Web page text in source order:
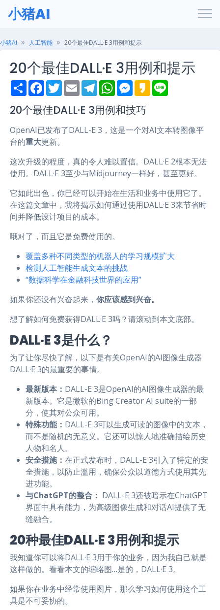
小猪AI
小猪AI 人工智能 20个最佳DALL·E 3用例和提示
20个最佳DALL·E 3用例和提示
S
h
r
e
F
a
e
b
o
k
T
w
t
t
r
E
m
i
l
T
e
e
g
a
W
h
t
s
p
M
e
s
e
g
K
a
20个最佳DALL·E 3用例和技巧
OpenAI已发布了DALL-E 3，这是一个对AI文本转图像平
台的重大更新。
这次升级的程度，真的令人难以置信。DALL·E 2根本无法
使用。DALL·E 3至少与Midjourney一样好，甚至更好。
它如此出色，你已经可以开始在生活和业务中使用它了。
在这篇文章中，我将揭示如何通过使用DALL·E 3来节省时
间并降低设计项目的成本。
哦对了，而且它是免费使用的。
覆盖多种不同类型的机器人的学习规模扩大
检测人工智能生成文本的挑战
“数据科学在金融科技世界的应用”
如果你还没有兴奋起来， 你应该感到兴奋。
想了解如何免费获得DALL·E 3吗？请滚动到本文底部。
DALL·E 3是什么？
为了让你尽快了解，以下是有关OpenAI的AI图像生成器
DALL·E 3的最重要的事情。
最新版本： DALL-E 3是OpenAI的AI图像生成器的最
新版本。它是微软的Bing Creator AI suite的一部
分，使其对公众可用。
特殊功能： DALL-E 3可以生成可读的图像中的文本，
而不是随机的无意义。它还可以惊人地准确描绘历史
人物和名人。
安全措施： 在正式发布时，DALL-E 3引入了特定的安
全措施，以防止滥用，确保公众以道德方式使用其先
进功能。
与ChatGPT的整合： DALL-E 3还被暗示在ChatGPT
界面中具有能力，为高级图像生成和对话AI提供了无
缝融合。
20种最佳DALL·E 3用例和提示
我知道你可以将DALL·E 3用于你的业务，因为我自己就是
这样做的。看看本文的缩略图…是的，DALL·E 3。
如果你在业务中经常使用图片，那么学习如何使用这个工
具是不可妥协的。